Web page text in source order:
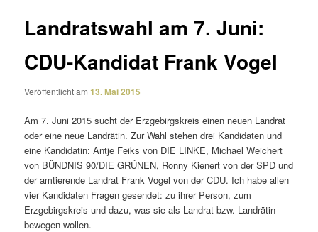
Landratswahl am 7. Juni:
CDU-Kandidat Frank Vogel
Veröffentlicht am13. Mai 2015
Am 7. Juni 2015 sucht der Erzgebirgskreis einen neuen Landrat
oder eine neue Landrätin. Zur Wahl stehen drei Kandidaten und
eine Kandidatin: Antje Feiks von DIE LINKE, Michael Weichert
von BÜNDNIS 90/DIE GRÜNEN, Ronny Kienert von der SPD und
der amtie­rende Landrat Frank Vogel von der CDU. Ich habe allen
vier Kandidaten Fragen gesendet: zu ihrer Person, zum
Erzgebirgskreis und dazu, was sie als Landrat bzw. Landrätin
bewegen wollen.